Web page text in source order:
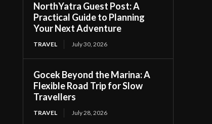
NorthYatra Guest Post: A
Practical Guide to Planning
Your Next Adventure
TRAVEL July 30, 2026
Gocek Beyond the Marina: A
Flexible Road Trip for Slow
Travellers
TRAVEL July 28, 2026